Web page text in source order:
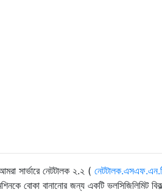
সার্ভারে নেটটালক ২.২ (
বোকা বানানোর জন্য একটি ভলসিজিলিমিট